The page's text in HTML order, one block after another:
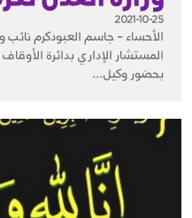
2021-10-25
الأحساء – جاسم العبودكرم
المستشار الإداري بدائرة
بحضور وكيل...